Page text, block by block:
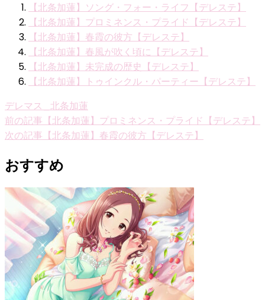
【北条加蓮】ソング・フォー・ライフ【デレステ】
【北条加蓮】プロミネンス・プライド【デレステ】
【北条加蓮】春霞の彼方【デレステ】
【北条加蓮】春風が吹く頃に【デレステ】
【北条加蓮】未完成の歴史【デレステ】
【北条加蓮】トゥインクル・パーティー【デレステ】
デレマス_北条加蓮
投
稿
ナ
ビ
ゲ
ー
シ
ョ
ン
前の記事 【北条加蓮】プロミネンス・プライド【デレステ】
次の記事 【北条加蓮】春霞の彼方【デレステ】
おすすめ